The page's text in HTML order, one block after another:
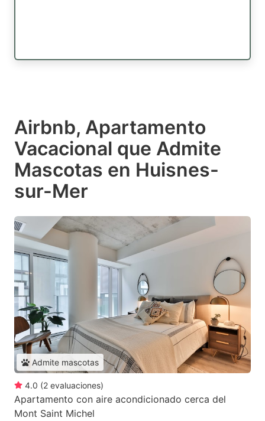
Airbnb, Apartamento
Vacacional que Admite
Mascotas en Huisnes-
sur-Mer
Admite mascotas
4.0 (2 evaluaciones)
Apartamento con aire acondicionado cerca del
Mont Saint Michel